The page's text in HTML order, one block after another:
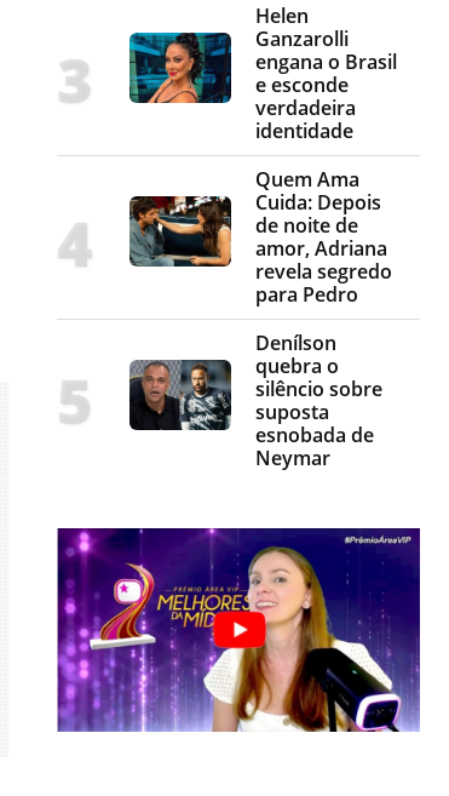
Helen
Ganzarolli
engana o Brasil
e esconde
verdadeira
identidade
Quem Ama
Cuida: Depois
de noite de
amor, Adriana
revela segredo
para Pedro
Denílson
quebra o
silêncio sobre
suposta
esnobada de
Neymar